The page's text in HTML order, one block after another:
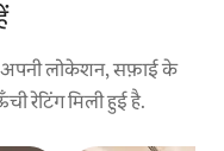
अपनी लोकेशन, सफ़ाई के
रेटिंग मिली हुई है.